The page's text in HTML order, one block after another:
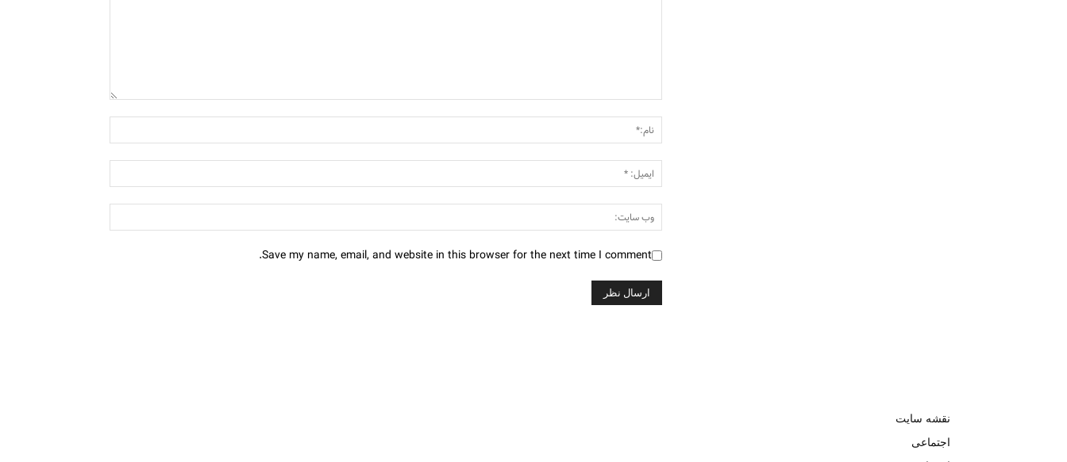
Save my name, email, and website in this browser for the next time I comment.
نقشه سایت
اجتماعی